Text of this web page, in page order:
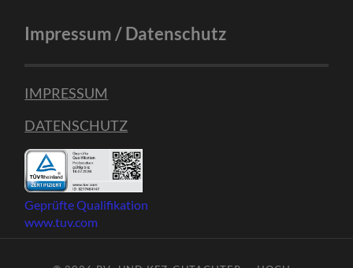
Impressum / Datenschutz
IMPRESSUM
DATENSCHUTZ
Geprüfte Qualifikation
www.tuv.com